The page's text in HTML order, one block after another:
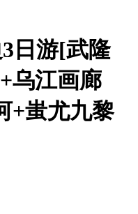
日游[武隆
乌江画廊
+蚩尤九黎